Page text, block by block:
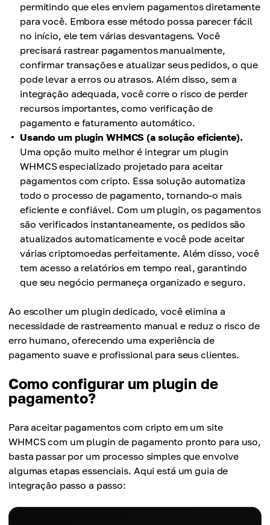
permitindo que eles enviem pagamentos diretamente
para você. Embora esse método possa parecer fácil
no início, ele tem várias desvantagens. Você
precisará rastrear pagamentos manualmente,
confirmar transações e atualizar seus pedidos, o que
pode levar a erros ou atrasos. Além disso, sem a
integração adequada, você corre o risco de perder
recursos importantes, como verificação de
pagamento e faturamento automático.
Usando um plugin WHMCS (a solução eficiente).
Uma opção muito melhor é integrar um plugin
WHMCS especializado projetado para aceitar
pagamentos com cripto. Essa solução automatiza
todo o processo de pagamento, tornando-o mais
eficiente e confiável. Com um plugin, os pagamentos
são verificados instantaneamente, os pedidos são
atualizados automaticamente e você pode aceitar
várias criptomoedas perfeitamente. Além disso, você
tem acesso a relatórios em tempo real, garantindo
que seu negócio permaneça organizado e seguro.
Ao escolher um plugin dedicado, você elimina a
necessidade de rastreamento manual e reduz o risco de
erro humano, oferecendo uma experiência de
pagamento suave e profissional para seus clientes.
Como configurar um plugin de
pagamento?
Para aceitar pagamentos com cripto em um site
WHMCS com um plugin de pagamento pronto para uso,
basta passar por um processo simples que envolve
algumas etapas essenciais. Aqui está um guia de
integração passo a passo: